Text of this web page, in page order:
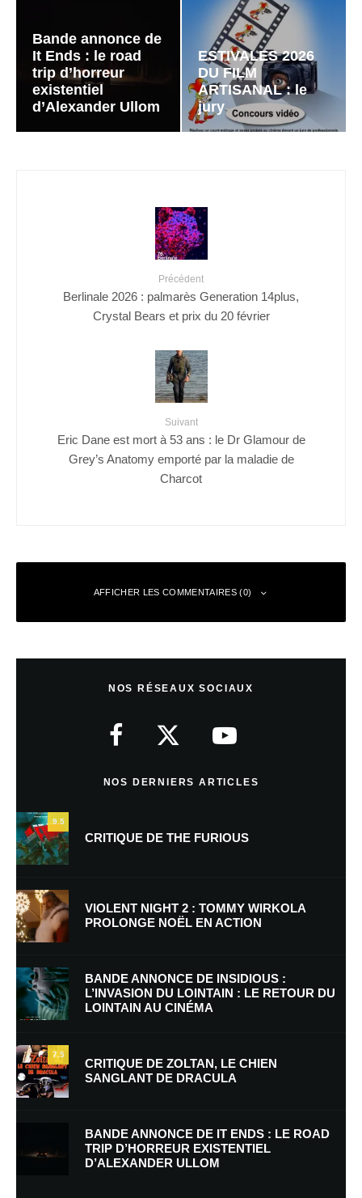
Bande annonce de
It Ends : le road
trip d’horreur
existentiel
d’Alexander Ullom
ESTIVALES 2026
DU FILM
ARTISANAL : le
jury
Précédent
Berlinale 2026 : palmarès Generation 14plus,
Crystal Bears et prix du 20 février
Suivant
Eric Dane est mort à 53 ans : le Dr Glamour de
Grey’s Anatomy emporté par la maladie de
Charcot
AFFICHER LES COMMENTAIRES (0)
Nom*
E-mail* Site web
Enregistrer mon nom, mon e-mail et mon site dans le navigateur pour
mon prochain commentaire.
Prévenez-moi de tous les nouveaux commentaires par e-mail.
NOS RÉSEAUX SOCIAUX
NOS DERNIERS ARTICLES
9.5
CRITIQUE DE THE FURIOUS
VIOLENT NIGHT 2 : TOMMY WIRKOLA
PROLONGE NOËL EN ACTION
BANDE ANNONCE DE INSIDIOUS :
L’INVASION DU LOINTAIN : LE RETOUR DU
LOINTAIN AU CINÉMA
7.5
CRITIQUE DE ZOLTAN, LE CHIEN
SANGLANT DE DRACULA
BANDE ANNONCE DE IT ENDS : LE ROAD
TRIP D’HORREUR EXISTENTIEL
D’ALEXANDER ULLOM